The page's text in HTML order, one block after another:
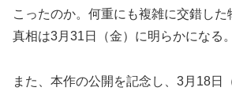
こったのか。何重にも複雑に交錯した
真相は3月31日（金）に明らかになる。
また、本作の公開を記念し、3月18日